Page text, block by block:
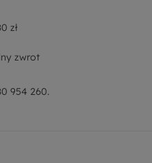
zł
zwrot
954 260.